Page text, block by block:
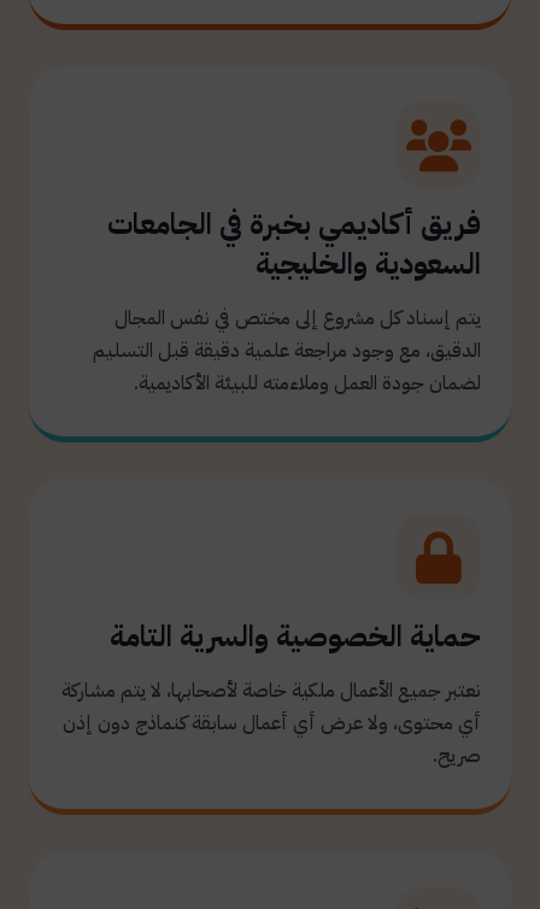
فريق أكاديمي بخبرة في الجامعات
السعودية والخليجية
يتم إسناد كل مشروع إلى مختص في نفس المجال
الدقيق، مع وجود مراجعة علمية دقيقة قبل التسليم
لضمان جودة العمل وملاءمته للبيئة الأكاديمية.
حماية الخصوصية والسرية التامة
نعتبر جميع الأعمال ملكية خاصة لأصحابها، لا يتم مشاركة
أي محتوى، ولا عرض أي أعمال سابقة كنماذج دون إذن
صريح.